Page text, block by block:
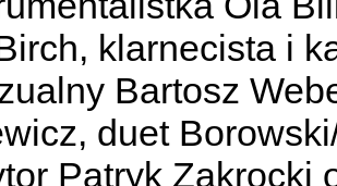
klarnecista i
Bartosz
duet
Patryk Zakrocki